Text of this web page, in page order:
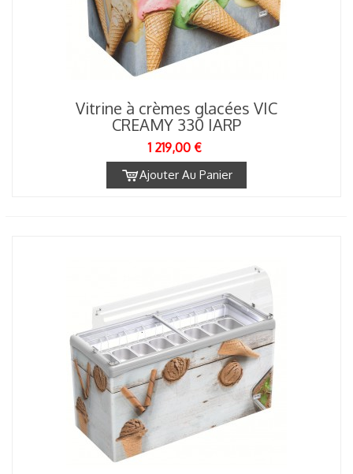
Vitrine à crèmes glacées VIC
CREAMY 330 IARP
1 219,00 €
Ajouter Au Panier